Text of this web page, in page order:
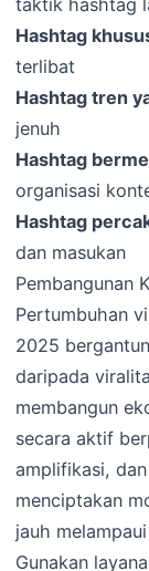
taktik hashtag
Hashtag
terlibat
Hashtag tren
jenuh
Hashtag
organisasi
Hashtag
dan masukan
Pembangunan
Pertumbuhan
2025
daripada
membangun
secara aktif
amplifikasi,
menciptakan
jauh
Gunakan